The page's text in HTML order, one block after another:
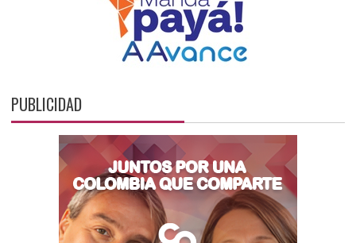
PUBLICIDAD